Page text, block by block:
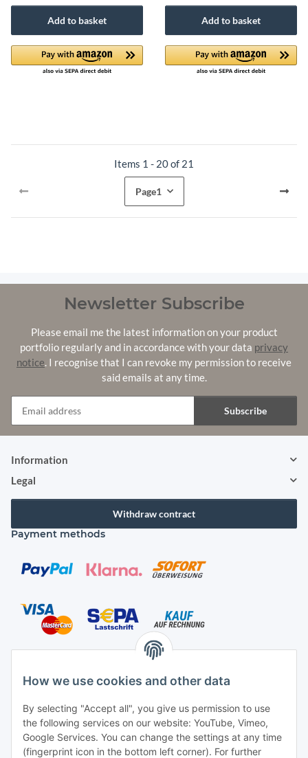
How we use cookies and other data
By selecting "Accept all", you give us permission to use
the following services on our website: YouTube, Vimeo,
Google Services. You can change the settings at any time
(fingerprint icon in the bottom left corner). For further
Add to basket Add to basket
Items 1 - 20 of 21
Page1
Newsletter Subscribe
Please email me the latest information on your product
portfolio regularly and in accordance with your data privacy
notice. I recognise that I can revoke my permission to receive
said emails at any time.
Subscribe
Information
Legal
Withdraw contract
Payment methods
Contact
Mayaadi Home